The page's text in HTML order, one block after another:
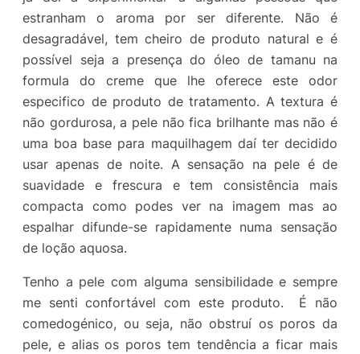
estranham o aroma por ser diferente. Não é
desagradável, tem cheiro de produto natural e é
possível seja a presença do óleo de tamanu na
formula do creme que lhe oferece este odor
especifico de produto de tratamento. A textura é
não gordurosa, a pele não fica brilhante mas não é
uma boa base para maquilhagem daí ter decidido
usar apenas de noite. A sensação na pele é de
suavidade e frescura e tem consistência mais
compacta como podes ver na imagem mas ao
espalhar difunde-se rapidamente numa sensação
de loção aquosa.
Tenho a pele com alguma sensibilidade e sempre
me senti confortável com este produto. É não
comedogénico, ou seja, não obstruí os poros da
pele, e alias os poros tem tendência a ficar mais